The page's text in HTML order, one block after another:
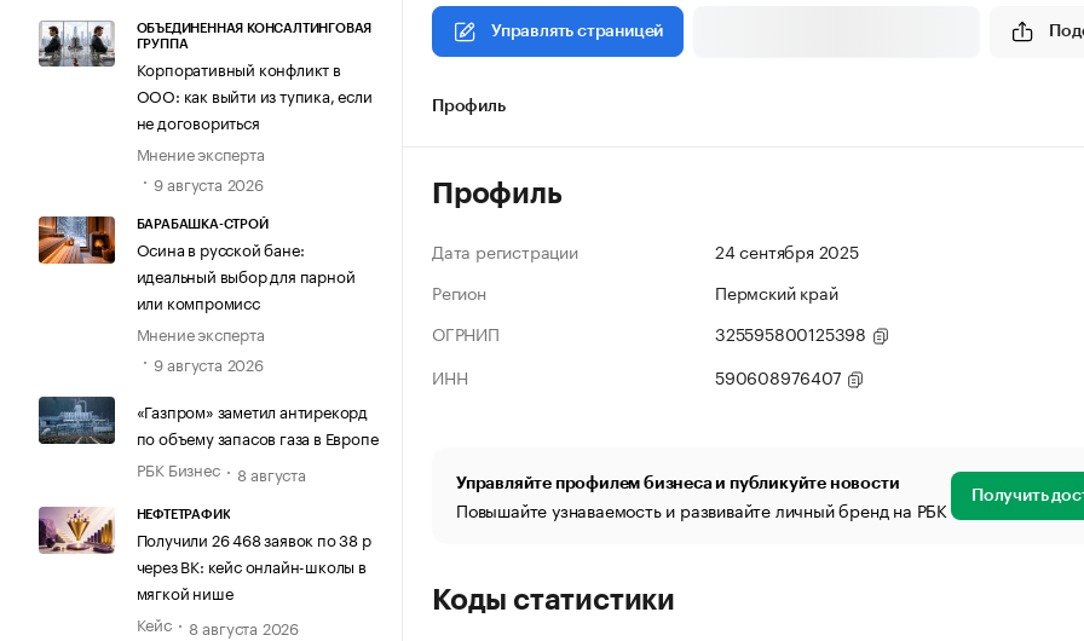
ОБЪЕДИНЕННАЯ КОНСАЛТИНГОВАЯ
ГРУППА
Корпоративный конфликт в
ООО: как выйти из тупика, если
не договориться
Мнение эксперта
9 августа 2026
БАРАБАШКА-СТРОЙ
Осина в русской бане:
идеальный выбор для парной
или компромисс
Мнение эксперта
9 августа 2026
«Газпром» заметил антирекорд
по объему запасов газа в Европе
РБК Бизнес
8 августа
НЕФТЕТРАФИК
Получили 26 468 заявок по 38 р
через ВК: кейс онлайн-школы в
мягкой нише
Кейс
8 августа 2026
Управлять страницей
Профиль
Профиль
Дата регистрации
24 сентября 2025
Регион
Пермский край
ОГРНИП
325595800125398
ИНН
590608976407
Управляйте профилем бизнеса и публикуйте новости
Повышайте узнаваемость и развивайте личный бренд на РБК Получить
Коды статистики